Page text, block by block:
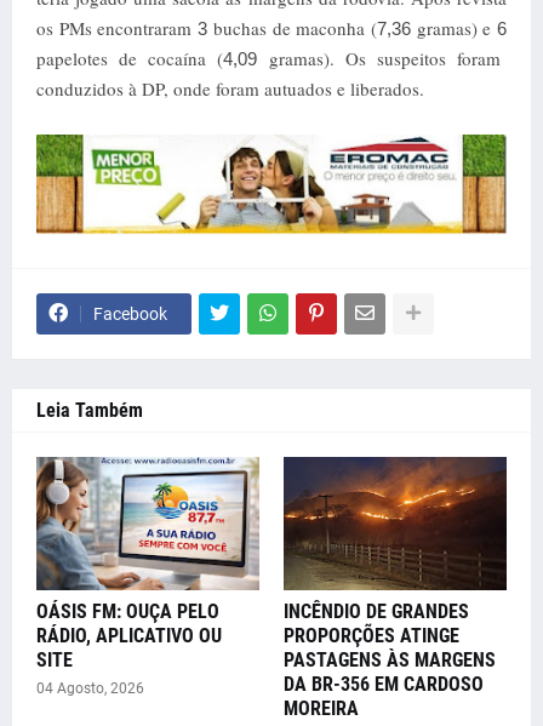
os PMs encontraram3 buchas de maconha (7,36gramas) e6
papelotes de cocaína (4,09
gramas). Os suspeitos foram
conduzidos à DP, onde foram autuados e liberados.
Facebook
Leia Também
OÁSIS FM: OUÇA PELO
RÁDIO, APLICATIVO OU
SITE
04 Agosto, 2026
INCÊNDIO DE GRANDES
PROPORÇÕES ATINGE
PASTAGENS ÀS MARGENS
DA BR-356 EM CARDOSO
MOREIRA